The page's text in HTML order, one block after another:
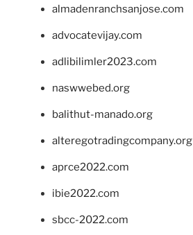
almadenranchsanjose.com
advocatevijay.com
adlibilimler2023.com
naswwebed.org
balithut-manado.org
alteregotradingcompany.org
aprce2022.com
ibie2022.com
sbcc-2022.com